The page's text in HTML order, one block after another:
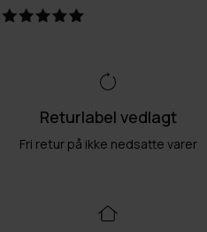
Returlabel vedlagt
Fri retur på ikke nedsatte varer